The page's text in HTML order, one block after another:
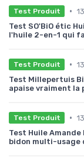
Test Produit •
Test SO'BiO étic
l'huile 2-en-1 qui
Test Produit •
Test Millepertuis
apaise vraiment la
Test Produit •
Test Huile Amande
bidon multi-usage